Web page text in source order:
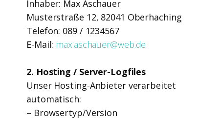
Inhaber: Max Aschauer
Musterstraße 12, 82041 Oberhaching
Telefon: 089 / 1234567
E-Mail: max.aschauer@web.de
2. Hosting / Server-Logfiles
Unser Hosting-Anbieter verarbeitet
automatisch:
– Browsertyp/Version